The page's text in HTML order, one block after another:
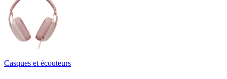
Casques et écouteurs